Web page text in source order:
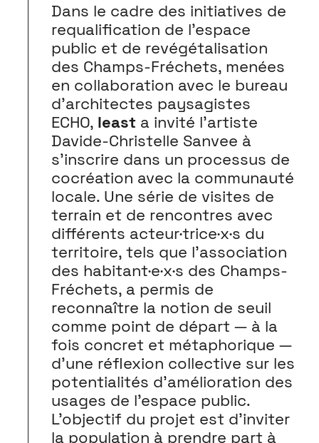
Dans le cadre des initiatives de
requalification de l’espace
public et de revégétalisation
des Champs-Fréchets, menées
en collaboration avec le bureau
d’architectes paysagistes
ECHO, least a invité l’artiste
Davide-Christelle Sanvee à
s’inscrire dans un processus de
cocréation avec la communauté
locale. Une série de visites de
terrain et de rencontres avec
différents acteur·trice·x·s du
territoire, tels que l’association
des habitant·e·x·s des Champs-
Fréchets, a permis de
reconnaître la notion de seuil
comme point de départ — à la
fois concret et métaphorique —
d’une réflexion collective sur les
potentialités d’amélioration des
usages de l’espace public.
L’objectif du projet est d’inviter
la population à prendre part à